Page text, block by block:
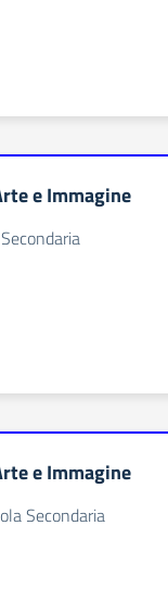
e Immagine
e Immagine
Secondaria